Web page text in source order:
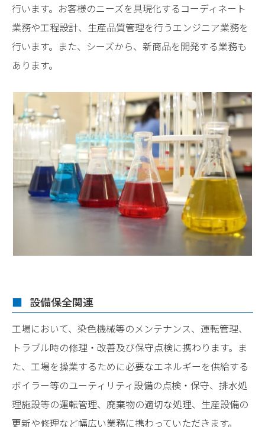
行います。お客様のニーズを具現化するコーディネート
業務や工程設計、生産品質管理を行うエンジニア業務を
行います。また、シーズから、新商品を開発する業務も
あります。
設備保全関連
工場において、染色機械等のメンテナンス、運転管理、
トラブル時の修理・改善及び保守点検に携わります。ま
た、工場を操業するために必要なエネルギーを供給する
ボイラー等のユーティリティ設備の点検・保守、排水処
理施設等の運転管理、廃棄物の適切な処理、生産設備の
更新や修理など幅広い業務に携わっていただきます。